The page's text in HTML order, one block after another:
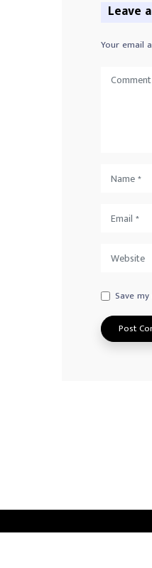
Leave
Your email
Save